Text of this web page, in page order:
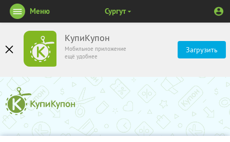
КупиКупон
Мобильное приложение
ещё удобнее
Загрузить
Меню Сургут